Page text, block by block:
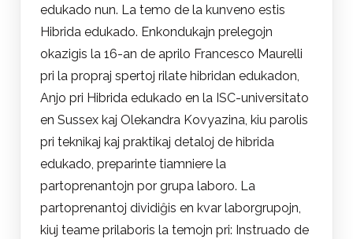
edukado nun. La temo de la kunveno estis
Hibrida edukado. Enkondukajn prelegojn
okazigis la 16-an de aprilo Francesco Maurelli
pri la propraj spertoj rilate hibridan edukadon,
Anjo pri Hibrida edukado en la ISC-universitato
en Sussex kaj Olekandra Kovyazina, kiu parolis
pri teknikaj kaj praktikaj detaloj de hibrida
edukado, preparinte tiamniere la
partoprenantojn por grupa laboro. La
partoprenantoj dividiĝis en kvar laborgrupojn,
kiuj teame prilaboris la temojn pri: Instruado de